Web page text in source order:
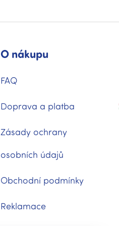
O nákupu
FAQ
Doprava a platba
Zásady ochrany
osobních údajů
Obchodní podmínky
Reklamace